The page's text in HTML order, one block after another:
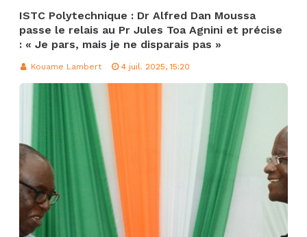
ISTC Polytechnique : Dr Alfred Dan Moussa
passe le relais au Pr Jules Toa Agnini et précise
: « Je pars, mais je ne disparais pas »
Kouame Lambert 4 juil. 2025, 15:20